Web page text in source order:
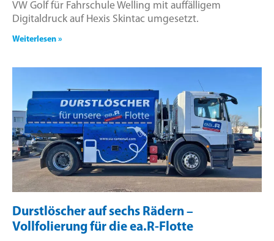
VW Golf für Fahrschule Welling mit auffälligem
Digitaldruck auf Hexis Skintac umgesetzt.
Weiterlesen »
Durstlöscher auf sechs Rädern –
Vollfolierung für die ea.R-Flotte